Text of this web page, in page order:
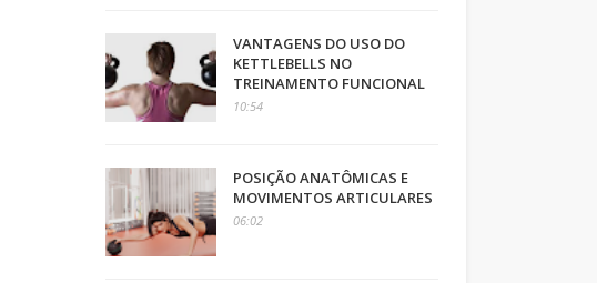
VANTAGENS DO USO DO
KETTLEBELLS NO
TREINAMENTO FUNCIONAL
10:54
POSIÇÃO ANATÔMICAS E
MOVIMENTOS ARTICULARES
06:02